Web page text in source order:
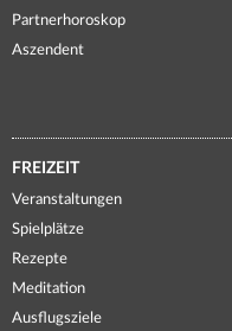
Partnerhoroskop
Aszendent
FREIZEIT
Veranstaltungen
Spielplätze
Rezepte
Meditation
Ausflugsziele